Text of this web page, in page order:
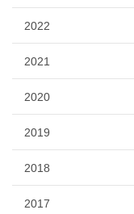
2022
2021
2020
2019
2018
2017